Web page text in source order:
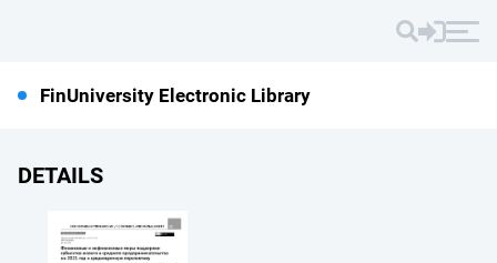
FinUniversity Electronic Library
DETAILS